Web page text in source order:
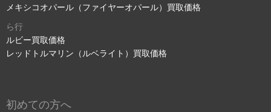
メキシコオパール（ファイヤーオパール）買取価格
ら行
ルビー買取価格
レッドトルマリン（ルベライト）買取価格
初めての方へ